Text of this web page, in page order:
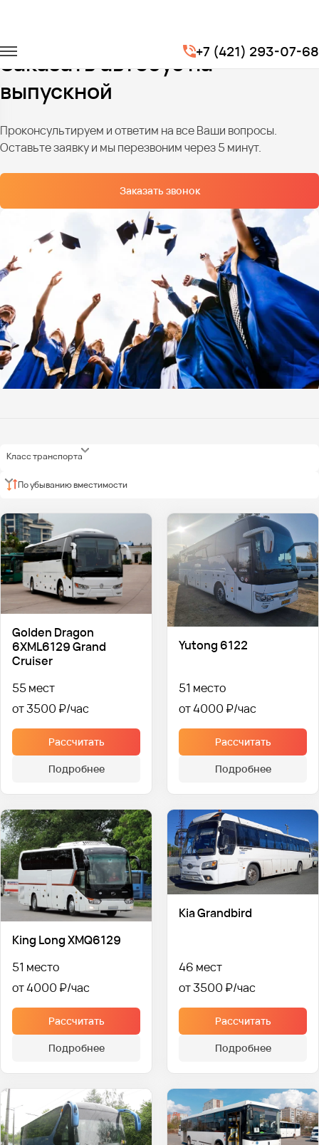
+7 (421) 293-07-68
Автобус для выпускников
Заказать автобус на
выпускной
Проконсультируем и ответим на все Ваши вопросы.
Оставьте заявку и мы перезвоним через 5 минут.
Заказать звонок
Класс транспорта
По убыванию вместимости
Golden Dragon
6XML6129 Grand
Cruiser
55 мест
от 3500 ₽
Рассчитать
Подробнее
Yutong 6122
51 место
от 4000 ₽
Рассчитать
Подробнее
King Long XMQ6129
51 место
от 4000 ₽
Рассчитать
Подробнее
Kia Grandbird
46 мест
от 3500 ₽
Рассчитать
Подробнее